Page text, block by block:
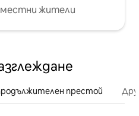
жители
престой